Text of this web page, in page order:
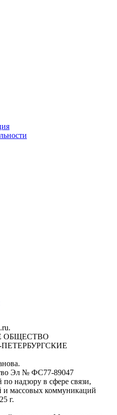
ОБЩЕСТВО
Эл № ФС77-89047
надзору в сфере связи,
массовых коммуникаций
г.